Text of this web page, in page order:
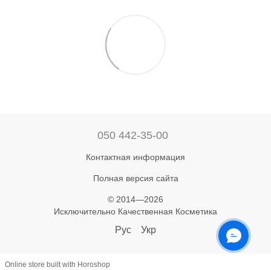
050 442-35-00
Контактная информация
Полная версия сайта
© 2014—2026
Исключительно Качественная Косметика
Рус Укр
Online store built with Horoshop